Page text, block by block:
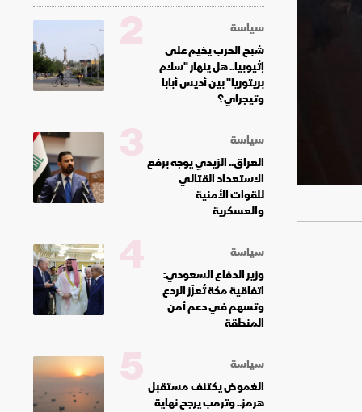
سياسة
شبح الحرب يخيم على
إثيوبيا.. هل ينهار "سلام
بريتوريا" بين أديس أبابا
وتيجراي؟
2
سياسة
العراق.. الزيدي يوجه برفع
الاستعداد القتالي
للقوات الأمنية
والعسكرية
3
سياسة
وزير الدفاع السعودي:
اتفاقية مكة تُعزّز الردع
وتسهم في دعم أمن
المنطقة
4
سياسة
الغموض يكتنف مستقبل
هرمز.. وترمب يرجح نهاية
5